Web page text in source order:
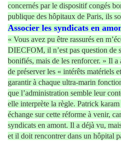
concernés par le dispositif congés
publique des hôpitaux de Paris, ils
Associer les syndicats en
« Vous avez pu être rassurés en
DIECFOM, il n’est pas question de
bonifiés, mais de les renforcer. » Il a
de préserver les « intérêts matériels
garantir à chaque ultra-marin
que l’administration semble leur
elle interprète la règle. Patrick
échange sur cette réforme à venir,
syndicats en amont. Il a déjà vu,
et il doit rencontrer dans un hôpital